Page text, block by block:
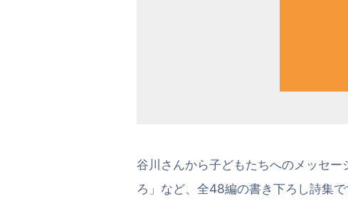
谷川さんから子どもたちへのメッセ
ろ」など、全48編の書き下ろし詩集で